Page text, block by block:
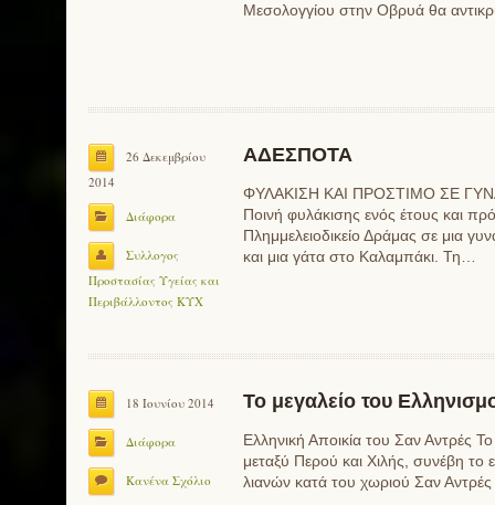
Μεσολογγίου στην Οβρυά θα
26 Δεκεμβρίου
2014
Διάφορα
Συλλογος
Προστασίας Υγείας και
Περιβάλλοντος ΚΥΧ
ΑΔΕΣΠΟΤΑ
ΦΥΛΑΚΙΣΗ ΚΑΙ ΠΡΟΣΤΙΜΟ ΣΕ
Ποινή φυλάκισης ενός έτους και
Πλημμελειοδικείο Δράμας σε μια
και μια γάτα στο Καλαμπάκι. Τη…
18 Ιουνίου 2014
Διάφορα
Κανένα Σχόλιο
Το μεγαλείο του
Ελληνική Αποικία του Σαν Αντρές
μεταξύ Περού και Χιλής, συνέβη το
λιανών κατά του χωριού Σαν